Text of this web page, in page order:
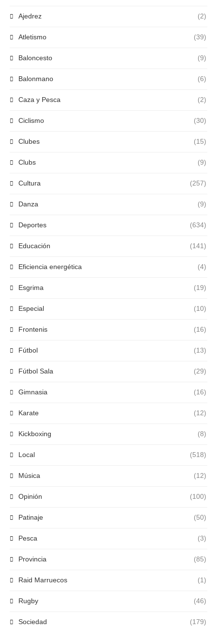
Ajedrez (2)
Atletismo (39)
Baloncesto (9)
Balonmano (6)
Caza y Pesca (2)
Ciclismo (30)
Clubes (15)
Clubs (9)
Cultura (257)
Danza (9)
Deportes (634)
Educación (141)
Eficiencia energética (4)
Esgrima (19)
Especial (10)
Frontenis (16)
Fútbol (13)
Fútbol Sala (29)
Gimnasia (16)
Karate (12)
Kickboxing (8)
Local (518)
Música (12)
Opinión (100)
Patinaje (50)
Pesca (3)
Provincia (85)
Raid Marruecos (1)
Rugby (46)
Sociedad (179)